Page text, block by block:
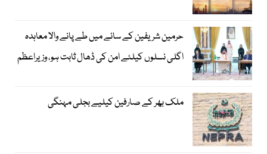
حرمین شریفین کے سائے میں طے پانے والا معاہدہ
اگلی نسلوں کیلئے امن کی ڈھال ثابت ہو، وزیراعظم
ملک بھر کے صارفین کیلیے بجلی مہنگی